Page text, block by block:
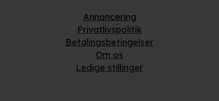
Annoncering
Privatlivspolitik
Betalingsbetingelser
Om os
Ledige stillinger